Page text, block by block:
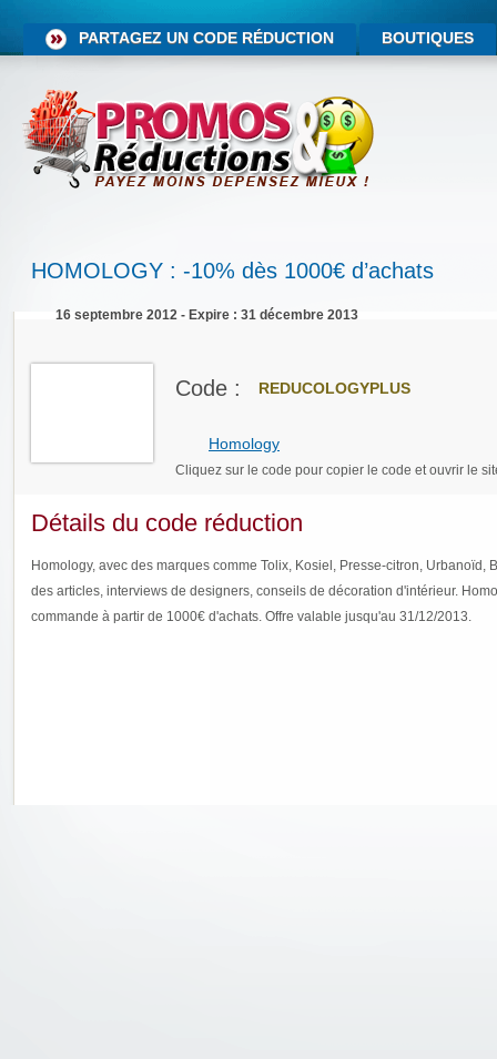
PARTAGEZ UN CODE RÉDUCTION BOUTIQUES
HOMOLOGY : -10% dès 1000€ d’achats
16 septembre 2012 - Expire : 31 décembre 2013
Code : REDUCOLOGYPLUS
Homology
Cliquez sur le code pour copier le code et ouvrir le
Détails du code réduction
Homology, avec des marques comme Tolix, Kosiel, Presse-citron, Urbanoïd,
des articles, interviews de designers, conseils de décoration d'intérieur.
commande à partir de 1000€ d'achats. Offre valable jusqu'au 31/12/2013.